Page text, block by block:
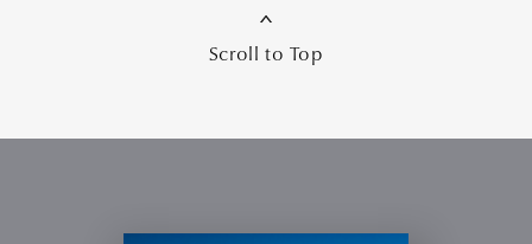
Scroll to Top